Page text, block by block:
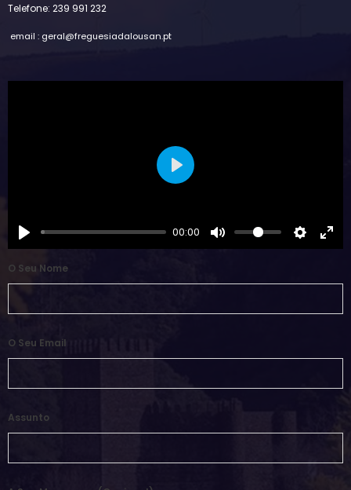
Telefone: 239 991 232
email : geral@freguesiadalousan.pt
00:00
Play
O Seu Nome
O Seu Email
Assunto